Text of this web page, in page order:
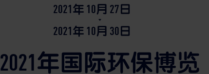
2021年 10月 27日
2021年 10月 30日
2021年国际环保博览